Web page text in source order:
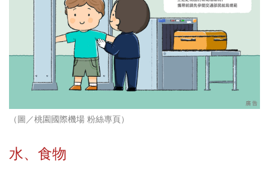
（圖／桃園國際機場 粉絲專頁）
水、食物